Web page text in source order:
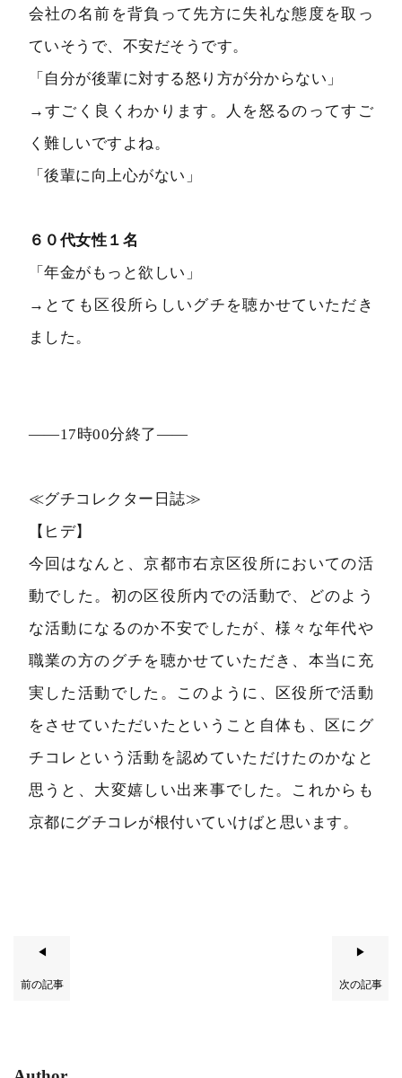
会社の名前を背負って先方に失礼な態度を取っ
ていそうで、不安だそうです。
「自分が後輩に対する怒り方が分からない」
→すごく良くわかります。人を怒るのってすご
く難しいですよね。
「後輩に向上心がない」
６０代女性１名
「年金がもっと欲しい」
→とても区役所らしいグチを聴かせていただき
ました。
――17時00分終了――
≪グチコレクター日誌≫
【ヒデ】
今回はなんと、京都市右京区役所においての活
動でした。初の区役所内での活動で、どのよう
な活動になるのか不安でしたが、様々な年代や
職業の方のグチを聴かせていただき、本当に充
実した活動でした。このように、区役所で活動
をさせていただいたということ自体も、区にグ
チコレという活動を認めていただけたのかなと
思うと、大変嬉しい出来事でした。これからも
京都にグチコレが根付いていけばと思います。
◀
前の記事
▶
次の記事